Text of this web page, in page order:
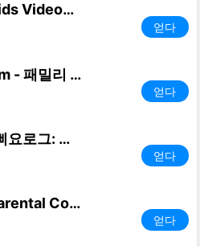
BabyTV - Kids Videos & Songs
얻다
FamilyAlbum - 패밀리 앨범
얻다
육아 기록 - 삐요로그: 신생아 모유수유, 아기 발달
얻다
Kids360: Parental Control apps
얻다